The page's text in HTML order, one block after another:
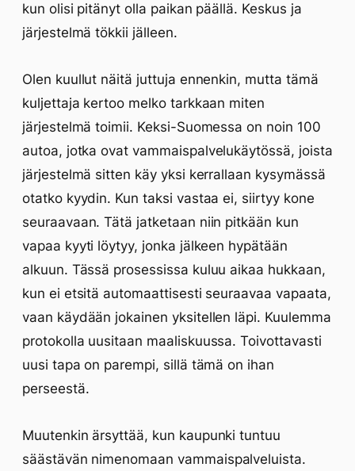
kun olisi pitänyt olla paikan päällä. Keskus ja
järjestelmä tökkii jälleen.
Olen kuullut näitä juttuja ennenkin, mutta tämä
kuljettaja kertoo melko tarkkaan miten
järjestelmä toimii. Keksi-Suomessa on noin 100
autoa, jotka ovat vammaispalvelukäytössä, joista
järjestelmä sitten käy yksi kerrallaan kysymässä
otatko kyydin. Kun taksi vastaa ei, siirtyy kone
seuraavaan. Tätä jatketaan niin pitkään kun
vapaa kyyti löytyy, jonka jälkeen hypätään
alkuun. Tässä prosessissa kuluu aikaa hukkaan,
kun ei etsitä automaattisesti seuraavaa vapaata,
vaan käydään jokainen yksitellen läpi. Kuulemma
protokolla uusitaan maaliskuussa. Toivottavasti
uusi tapa on parempi, sillä tämä on ihan
perseestä.
Muutenkin ärsyttää, kun kaupunki tuntuu
säästävän nimenomaan vammaispalveluista.